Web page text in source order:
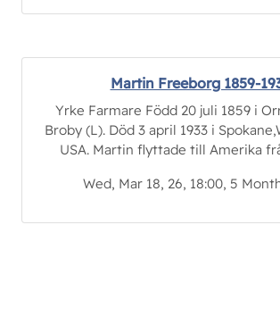
Martin Freeborg 1859-
Yrke Farmare Född 20 juli 1859 i
Broby (L). Död 3 april 1933 i
USA. Martin flyttade till Amerika
Wed, Mar 18, 26, 18:00, 5